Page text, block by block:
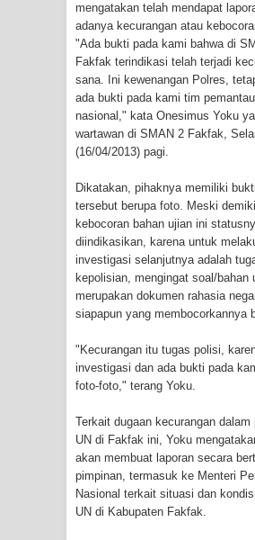
Profil Lengkap Aceh,
Istimewa di Ujung
Lima Rumah Pribadi
Hamadi Jayapura
Imbau Waspada Susulan
Mama-Mama Pasar
Protes Tumpukan
Polres Jayapura
Marthen Medlama
Papua Siapkan 1000
Mace
mengatakan telah mendapat
adanya kecurangan atau
"Ada bukti pada kami bahwa di
Fakfak terindikasi telah terjadi
sana. Ini kewenangan Polres,
ada bukti pada kami tim
nasional," kata Onesimus Yoku
wartawan di SMAN 2 Fakfak,
(16/04/2013) pagi.
Dikatakan, pihaknya memiliki
tersebut berupa foto. Meski
kebocoran bahan ujian ini
diindikasikan, karena untuk
investigasi selanjutnya adalah
kepolisian, mengingat soal/bahan
merupakan dokumen rahasia
siapapun yang membocorkannya
"Kecurangan itu tugas polisi,
investigasi dan ada bukti pada
foto-foto," terang Yoku.
Terkait dugaan kecurangan dalam
UN di Fakfak ini, Yoku
akan membuat laporan secara
pimpinan, termasuk ke Menteri
Nasional terkait situasi dan
UN di Kabupaten Fakfak.